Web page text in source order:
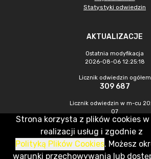
Statystyki odwiedzin
AKTUALIZACJE
Ostatnia modyfikacja
2026-08-06 12:25:18
Licznik odwiedzin ogółem
309 687
Licznik odwiedzin w m-cu
07
385
CMS & Hosting: Nefeni Sp. z o.o.
Strona korzysta z plików cookies
realizacji usług i zgodnie z
Polityką Plików Cookies. Możesz
warunki przechowywania lub